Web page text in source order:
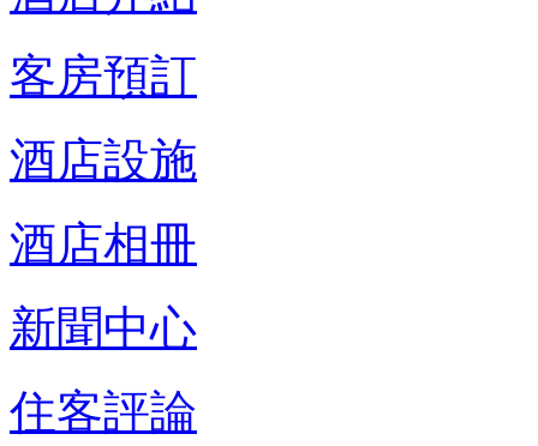
客房預訂
酒店設施
酒店相冊
新聞中心
住客評論